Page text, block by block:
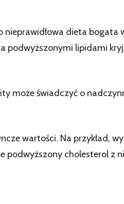
dieta bogata
podwyższonymi lipidami
może świadczyć o
wartości. Na przykład,
podwyższony cholesterol z